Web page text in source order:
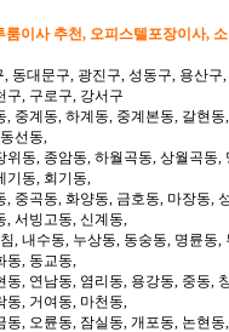
이사 추천, 오피스텔포장이사,
동대문구, 광진구, 성동구, 용산
구, 구로구, 강서구
중계동, 하계동, 중계본동, 갈현
선동,
동, 종암동, 하월곡동, 상월곡동
기동, 회기동,
중곡동, 화양동, 금호동, 마장동,
, 서빙고동, 신계동,
, 내수동, 누상동, 동숭동, 명륜동
동, 동교동,
, 연남동, 염리동, 용강동, 중동,
동, 거여동, 마천동,
, 오륜동, 잠실동, 개포동, 논현